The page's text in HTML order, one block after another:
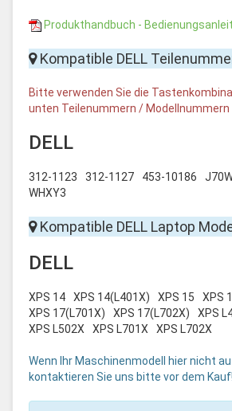
Produkthandbuch -
Kompatible DELL
Bitte verwenden Sie die
unten Teilenummern / Modellnummern
DELL
312-1123 312-1127 453-10186
WHXY3
Kompatible DELL Laptop
DELL
XPS 14 XPS 14(L401X) XPS 15 XPS
XPS 17(L701X)
XPS 17(L702X) XPS
XPS L502X
XPS L701X XPS L702X
Wenn Ihr Maschinenmodell hier nicht
kontaktieren Sie uns bitte vor dem Kauf!